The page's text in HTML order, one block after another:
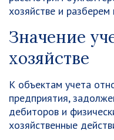
хозяйстве и
Значение
хозяйстве
К объектам учета
предприятия,
дебиторов и
хозяйственные